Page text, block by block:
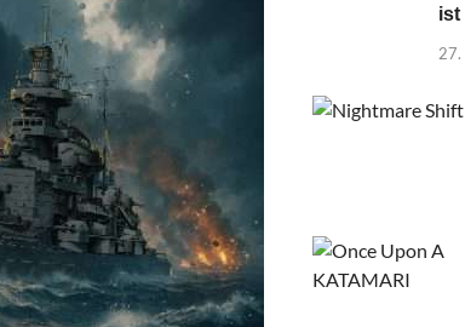
ist
27.